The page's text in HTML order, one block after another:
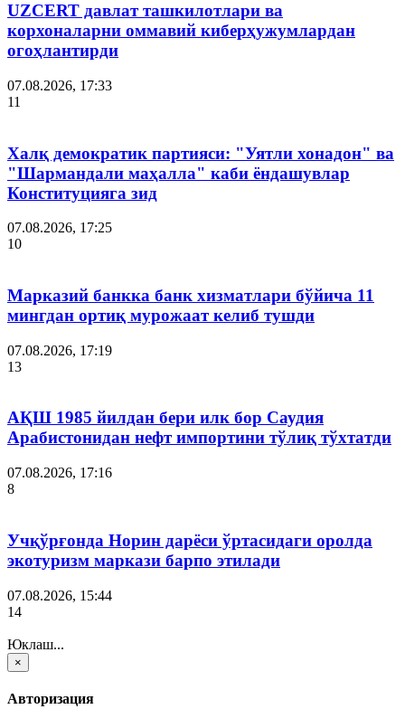
UZCERT давлат ташкилотлари ва
корхоналарни оммавий киберҳужумлардан
огоҳлантирди
07.08.2026, 17:33
11
Халқ демократик партияси: "Уятли хонадон" ва
"Шармандали маҳалла" каби ёндашувлар
Конституцияга зид
07.08.2026, 17:25
10
Марказий банкка банк хизматлари бўйича 11
мингдан ортиқ мурожаат келиб тушди
07.08.2026, 17:19
13
АҚШ 1985 йилдан бери илк бор Саудия
Арабистонидан нефт импортини тўлиқ тўхтатди
07.08.2026, 17:16
8
Учқўрғонда Норин дарёси ўртасидаги оролда
экотуризм маркази барпо этилади
07.08.2026, 15:44
14
Юклаш...
×
Авторизация